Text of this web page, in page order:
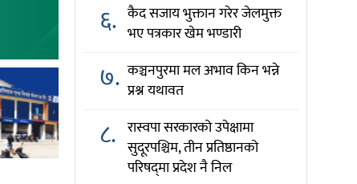
६. कैद सजाय भुक्तान गरेर जेलमुक्त
भए पत्रकार खेम भण्डारी
७. कञ्चनपुरमा मल अभाव किन भन्ने
प्रश्न यथावत
८. रास्वपा सरकारको उपेक्षामा
सुदूरपश्चिम, तीन प्रतिष्ठानको
परिषद्‌मा प्रदेश नै निल